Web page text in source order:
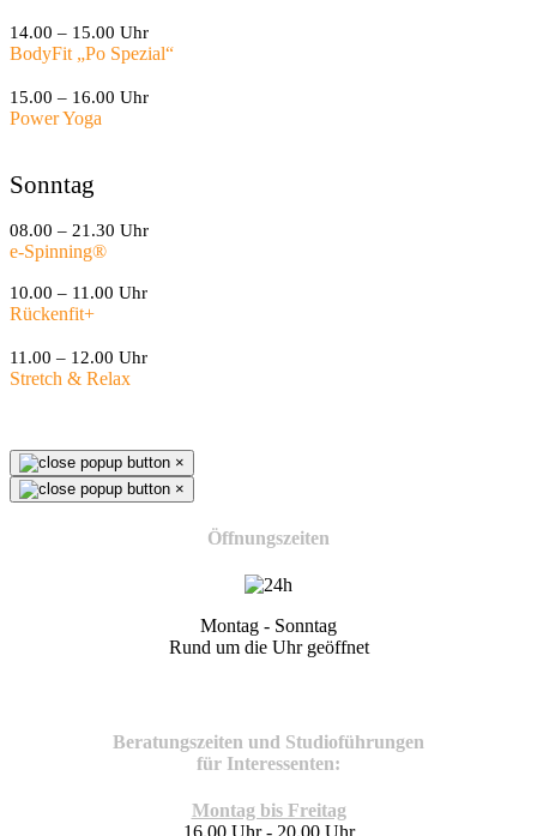
14.00 – 15.00 Uhr
BodyFit „Po Spezial“
15.00 – 16.00 Uhr
Power Yoga
Sonntag
08.00 – 21.30 Uhr
e-Spinning®
10.00 – 11.00 Uhr
Rückenfit+
11.00 – 12.00 Uhr
Stretch & Relax
×
×
Öffnungszeiten
Montag - Sonntag
Rund um die Uhr geöffnet
Beratungszeiten und Studioführungen
für Interessenten:
Montag bis Freitag